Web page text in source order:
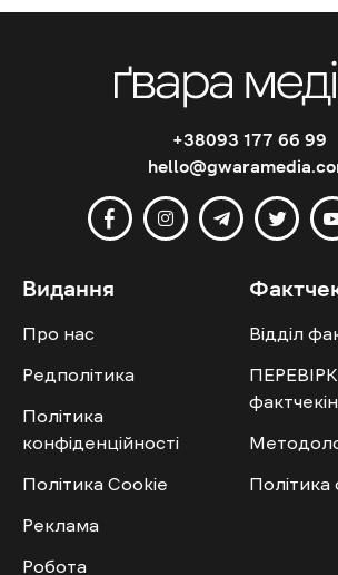
+38093 177 66 99
Видання
Про нас
Редполітика
Політика
конфіденційності
Політика Cookie
Реклама
Робота
Відділ
Політика